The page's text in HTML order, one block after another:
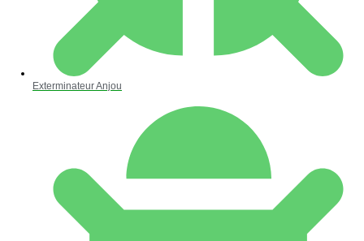
Exterminateur Anjou